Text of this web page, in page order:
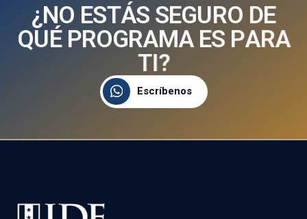
¿NO ESTÁS SEGURO DE
QUÉ PROGRAMA ES PARA
TI?
Escríbenos